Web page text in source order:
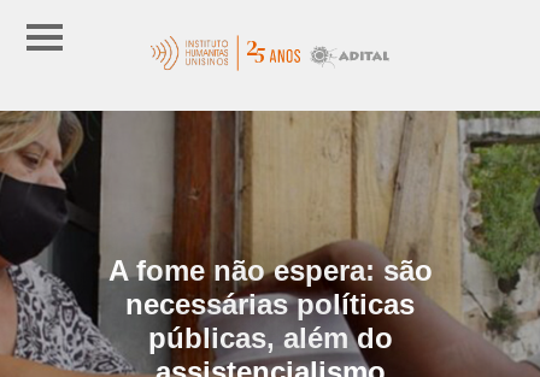
A fome não espera: são
necessárias políticas
públicas, além do